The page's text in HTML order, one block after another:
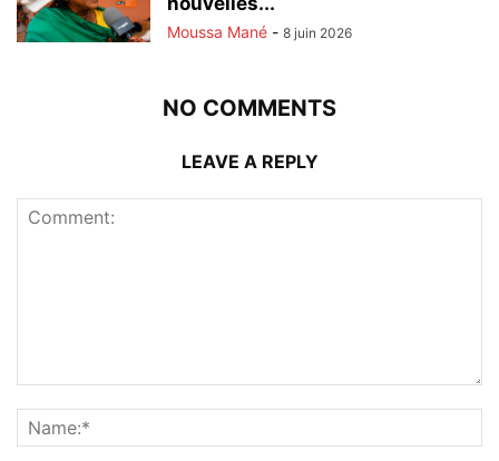
Moussa Mané - 8 juin 2026
NO COMMENTS
LEAVE A REPLY